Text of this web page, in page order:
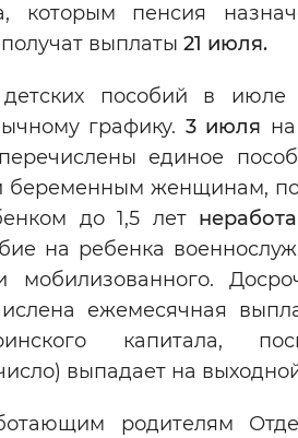
которым пенсия
выплаты 21 июля.
пособий в июле
графику. 3 июля
единое
беременным женщинам,
до 1,5 лет
на ребенка
мобилизованного.
ежемесячная
капитала,
выпадает на
родителям